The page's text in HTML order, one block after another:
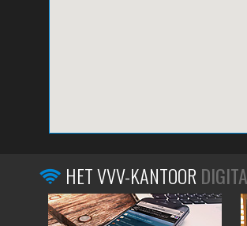
HET VVV-KANTOOR